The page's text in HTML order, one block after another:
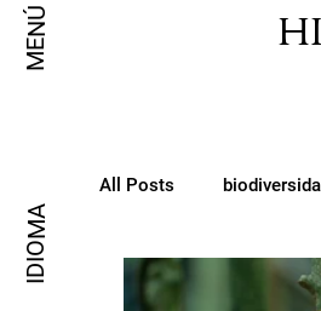
MENÚ
IDIOMA
All Posts